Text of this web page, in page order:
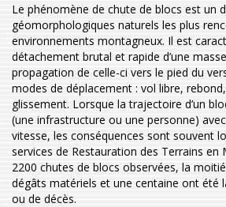
Le phénomène de chute de blocs est un
géomorphologiques naturels les plus
environnements montagneux. Il est
détachement brutal et rapide d’une
propagation de celle-ci vers le pied du
modes de déplacement : vol libre,
glissement. Lorsque la trajectoire d’un
(une infrastructure ou une personne)
vitesse, les conséquences sont souvent
services de Restauration des Terrains en
2200 chutes de blocs observées, la
dégâts matériels et une centaine ont été
ou de décès.